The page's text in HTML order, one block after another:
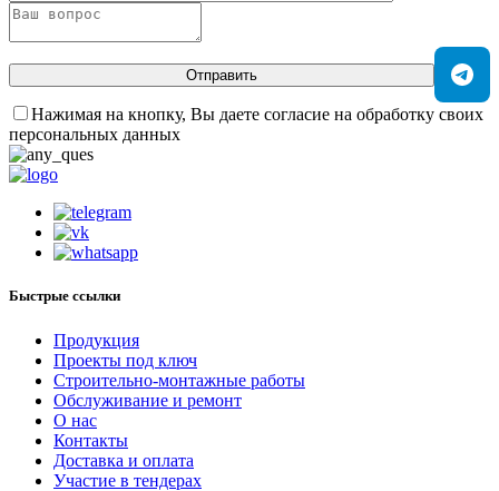
Отправить
Нажимая на кнопку, Вы даете согласие на обработку своих
персональных данных
Быстрые ссылки
Продукция
Проекты под ключ
Строительно-монтажные работы
Обслуживание и ремонт
О нас
Контакты
Доставка и оплата
Участие в тендерах